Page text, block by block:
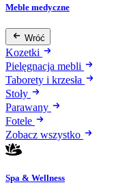
Meble medyczne
Wróć
Kozetki
Pielęgnacja mebli
Taborety i krzesła
Stoły
Parawany
Fotele
Zobacz wszystko
Spa & Wellness